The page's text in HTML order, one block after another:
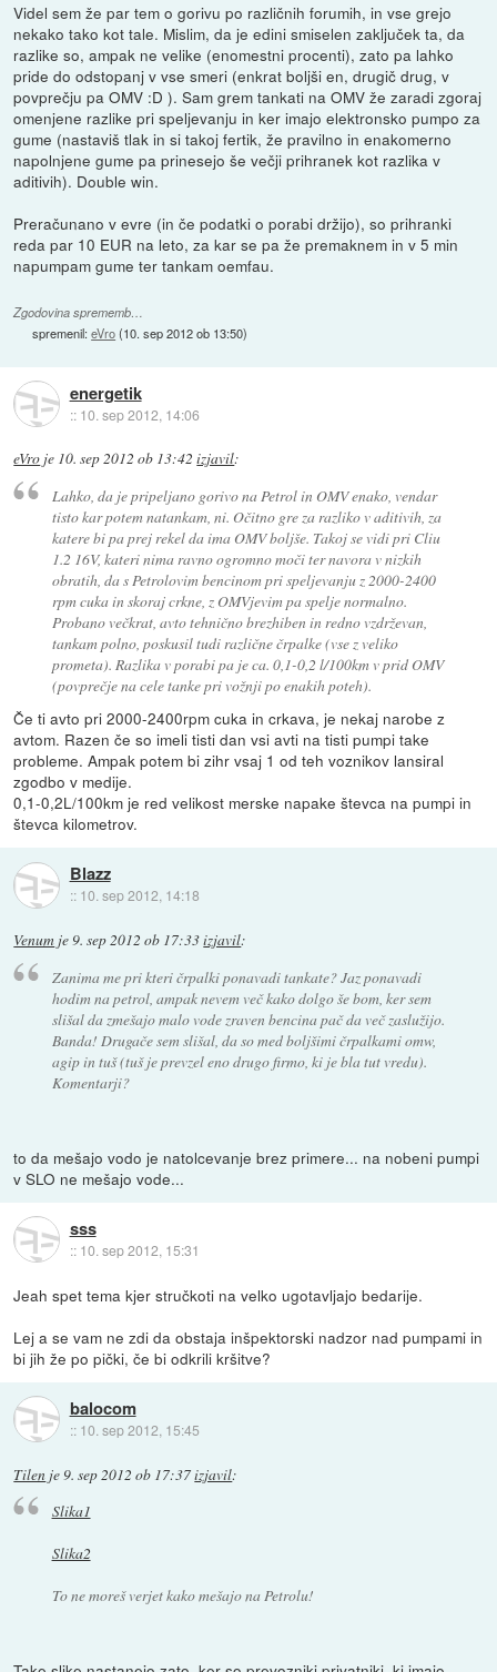
Videl sem že par tem o gorivu po različnih forumih, in vse grejo
nekako tako kot tale. Mislim, da je edini smiselen zaključek ta, da
razlike so, ampak ne velike (enomestni procenti), zato pa lahko
pride do odstopanj v vse smeri (enkrat boljši en, drugič drug, v
povprečju pa OMV :D ). Sam grem tankati na OMV že zaradi zgoraj
omenjene razlike pri speljevanju in ker imajo elektronsko pumpo za
gume (nastaviš tlak in si takoj fertik, že pravilno in enakomerno
napolnjene gume pa prinesejo še večji prihranek kot razlika v
aditivih). Double win.
Preračunano v evre (in če podatki o porabi držijo), so prihranki
reda par 10 EUR na leto, za kar se pa že premaknem in v 5 min
napumpam gume ter tankam oemfau.
Zgodovina sprememb…
spremenil:eVro(10. sep 2012 ob 13:50)
energetik
:: 10. sep 2012, 14:06
eVro je 10. sep 2012 ob 13:42 izjavil:
Lahko, da je pripeljano gorivo na Petrol in OMV enako, vendar
tisto kar potem natankam, ni. Očitno gre za razliko v aditivih, za
katere bi pa prej rekel da ima OMV boljše. Takoj se vidi pri Cliu
1.2 16V, kateri nima ravno ogromno moči ter navora v nizkih
obratih, da s Petrolovim bencinom pri speljevanju z 2000-2400
rpm cuka in skoraj crkne, z OMVjevim pa spelje normalno.
Probano večkrat, avto tehnično brezhiben in redno vzdrževan,
tankam polno, poskusil tudi različne črpalke (vse z veliko
prometa). Razlika v porabi pa je ca. 0,1-0,2 l/100km v prid OMV
(povprečje na cele tanke pri vožnji po enakih poteh).
Če ti avto pri 2000-2400rpm cuka in crkava, je nekaj narobe z
avtom. Razen če so imeli tisti dan vsi avti na tisti pumpi take
probleme. Ampak potem bi zihr vsaj 1 od teh voznikov lansiral
zgodbo v medije.
0,1-0,2L/100km je red velikost merske napake števca na pumpi in
števca kilometrov.
Blazz
:: 10. sep 2012, 14:18
Venum je9. sep 2012 ob 17:33izjavil:
Zanima me pri kteri črpalki ponavadi tankate? Jaz ponavadi
hodim na petrol, ampak nevem več kako dolgo še bom, ker sem
slišal da zmešajo malo vode zraven bencina pač da več zaslužijo.
Banda! Drugače sem slišal, da so med boljšimi črpalkami omw,
agip in tuš (tuš je prevzel eno drugo firmo, ki je bla tut vredu).
Komentarji?
to da mešajo vodo je natolcevanje brez primere... na nobeni pumpi
v SLO ne mešajo vode...
sss
:: 10. sep 2012, 15:31
Jeah spet tema kjer stručkoti na velko ugotavljajo bedarije.
Lej a se vam ne zdi da obstaja inšpektorski nadzor nad pumpami in
bi jih že po pički, če bi odkrili kršitve?
balocom
:: 10. sep 2012, 15:45
Tilen je 9. sep 2012 ob 17:37izjavil:
Slika1
Slika2
To ne moreš verjet kako mešajo na Petrolu!